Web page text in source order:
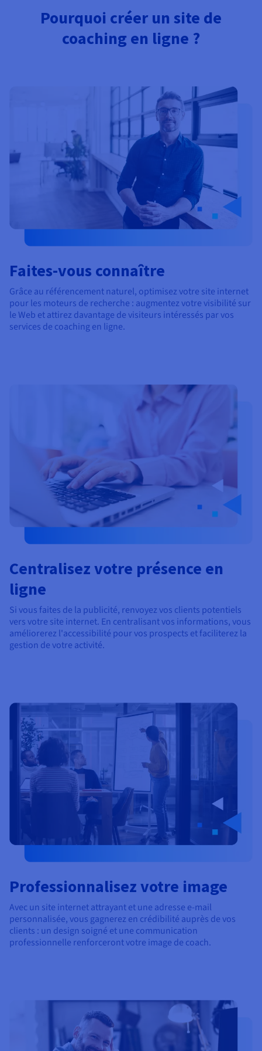
Disponibilités par régions
Documentation
Roadmap & Changelog
Roadmap & Changelog
Pourquoi créer un site de
coaching en ligne ?
Faites-vous connaître
Grâce au référencement naturel, optimisez votre site internet
pour les moteurs de recherche : augmentez votre visibilité sur
le Web et attirez davantage de visiteurs intéressés par vos
services de coaching en ligne.
Centralisez votre présence en
ligne
Si vous faites de la publicité, renvoyez vos clients potentiels
vers votre site internet. En centralisant vos informations, vous
améliorerez l'accessibilité pour vos prospects et faciliterez la
gestion de votre activité.
Professionnalisez votre image
Avec un site internet attrayant et une adresse e-mail
personnalisée, vous gagnerez en crédibilité auprès de vos
clients : un design soigné et une communication
professionnelle renforceront votre image de coach.